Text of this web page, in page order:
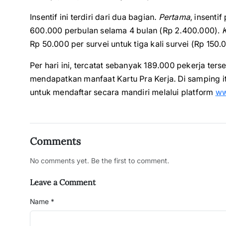
Insentif ini terdiri dari dua bagian. Pertama, insentif
600.000 perbulan selama 4 bulan (Rp 2.400.000).
Rp 50.000 per survei untuk tiga kali survei (Rp
Per hari ini, tercatat sebanyak 189.000 pekerja
mendapatkan manfaat Kartu Pra Kerja. Di
untuk mendaftar secara mandiri melalui platform
Comments
No comments yet. Be the first to comment.
Leave a Comment
Name *